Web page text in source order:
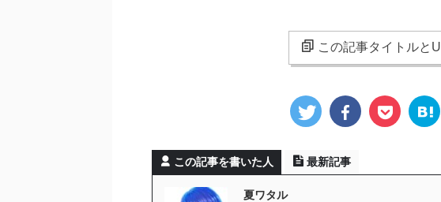
この記事タイトルと
この記事を書いた人 最新記事
夏ワタル